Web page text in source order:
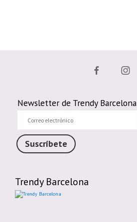
Newsletter de Trendy Barcelona
electrónico
Suscríbete
Trendy Barcelona